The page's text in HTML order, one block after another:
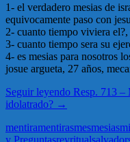
1- el verdadero mesias de
equivocamente paso con
2- cuanto tiempo viviera el?,
3- cuanto tiempo sera su
4- es mesias para nosotros
josue argueta, 27 años,
Seguir leyendo Resp. 713 –
idolatrado? →
mentiramentirasmesmesias
y Preguntasreyritualsalvador